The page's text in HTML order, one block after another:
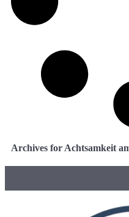
Archives for Achtsamkeit